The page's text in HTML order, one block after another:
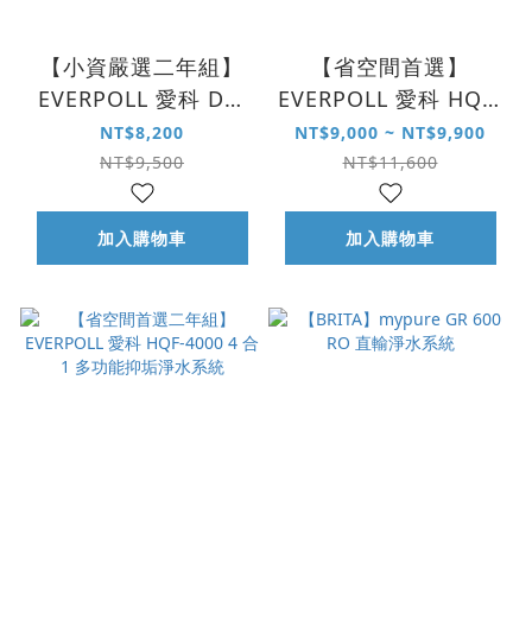
【小資嚴選二年組】
EVERPOLL 愛科 DC-
1000 雙效複合式淨水
系統
NT$8,200
NT$9,500
加入購物車
【省空間首選】
EVERPOLL 愛科 HQF-
4000 4 合 1 多功能抑
垢淨水系統
NT$9,000 ~ NT$9,900
NT$11,600
加入購物車